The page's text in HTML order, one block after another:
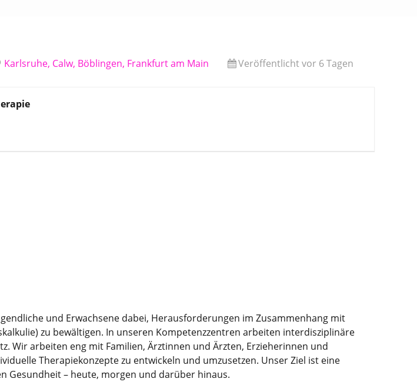
Karlsruhe, Calw, Böblingen, Frankfurt am Main Veröffentlicht vor 6 Tagen
und Erwachsene dabei, Herausforderungen im Zusammenhang mit
zu bewältigen. In unseren Kompetenzzentren arbeiten interdisziplinäre
Wir arbeiten eng mit Familien, Ärztinnen und Ärzten, Erzieherinnen und
Therapiekonzepte zu entwickeln und umzusetzen. Unser Ziel ist eine
Gesundheit – heute, morgen und darüber hinaus.